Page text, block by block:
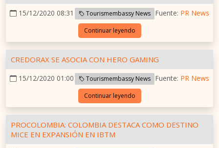
15/12/2020 08:31 Tourismembassy News Fuente: PR News
Continuar leyendo
CREDORAX SE ASOCIA CON HERO GAMING
15/12/2020 01:00 Tourismembassy News Fuente: PR News
Continuar leyendo
PROCOLOMBIA: COLOMBIA DESTACA COMO DESTINO
MICE EN EXPANSIÓN EN IBTM